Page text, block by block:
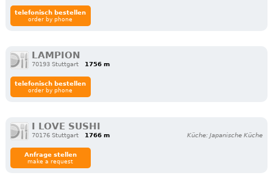
telefonisch bestellen
order by phone
LAMPION
70193 Stuttgart 1756 m
telefonisch bestellen
order by phone
I LOVE SUSHI
70176 Stuttgart 1766 m Küche: Japanische Küche
Anfrage stellen
make a request